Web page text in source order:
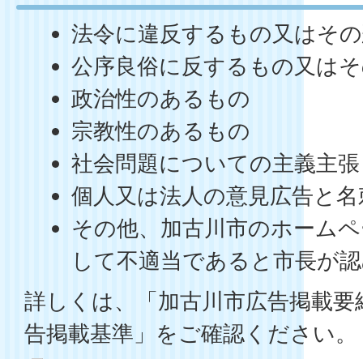
法令に違反するもの又はそ
公序良俗に反するもの又は
政治性のあるもの
宗教性のあるもの
社会問題についての主義主張
個人又は法人の意見広告と
その他、加古川市のホーム
して不適当であると市長が
詳しくは、「加古川市広告掲載
告掲載基準」をご確認ください。